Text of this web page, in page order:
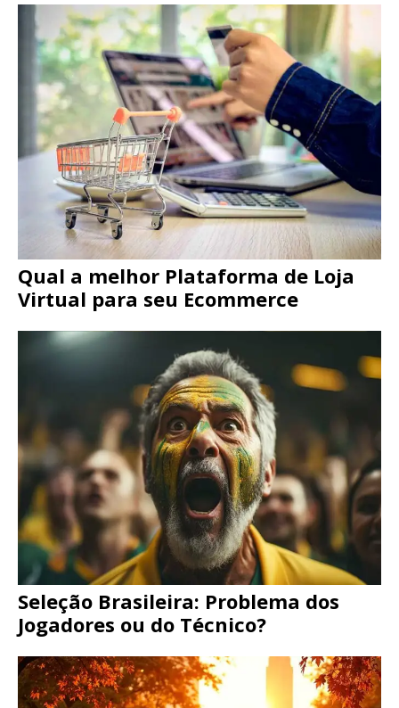
Qual a melhor Plataforma de Loja
Virtual para seu Ecommerce
Seleção Brasileira: Problema dos
Jogadores ou do Técnico?